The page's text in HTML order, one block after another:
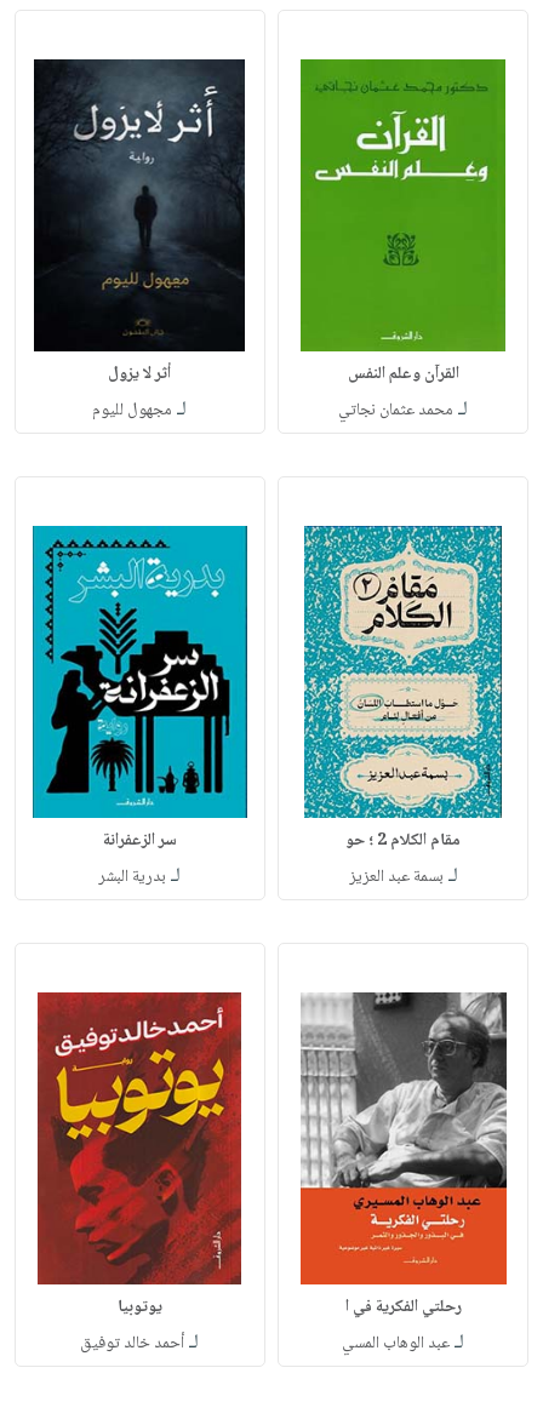
القرآن وعلم النفس
لـ محمد عثمان نجاتي
أثر لا يزول
لـ مجهول لليوم
مقام الكلام 2 ؛ حو
لـ بسمة عبد العزيز
سر الزعفرانة
لـ بدرية البشر
رحلتي الفكرية في ا
لـعبد الوهاب المسي
يوتوبيا
لـأحمد خالد توفيق